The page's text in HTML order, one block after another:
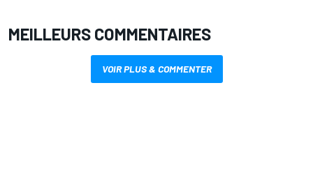
MEILLEURS COMMENTAIRES
VOIR PLUS & COMMENTER